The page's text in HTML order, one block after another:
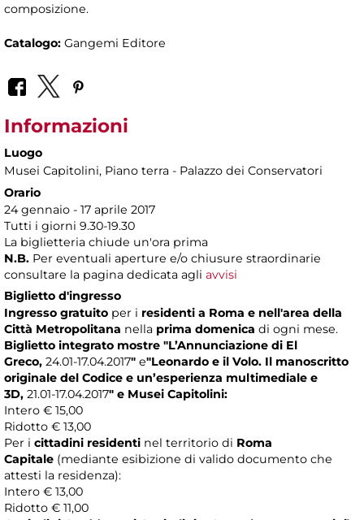
composizione.
Catalogo: Gangemi Editore
Informazioni
Luogo
Musei Capitolini, Piano terra - Palazzo dei Conservatori
Orario
24 gennaio - 17 aprile 2017
Tutti i giorni 9.30-19.30
La biglietteria chiude un'ora prima
N.B. Per eventuali aperture e/o chiusure straordinarie
consultare la pagina dedicata agli avvisi
Biglietto d'ingresso
Ingresso gratuito per i residenti a Roma e nell'area della
Città Metropolitana nella prima domenica di ogni mese.
Biglietto integrato mostre "L’Annunciazione di El
Greco, 24.01-17.04.2017" e"Leonardo e il Volo. Il manoscritto
originale del Codice e un’esperienza multimediale e
3D, 21.01-17.04.2017" e Musei Capitolini:
Intero € 15,00
Ridotto € 13,00
Per i cittadini residenti nel territorio di Roma
Capitale (mediante esibizione di valido documento che
attesti la residenza):
Intero € 13,00
Ridotto € 11,00